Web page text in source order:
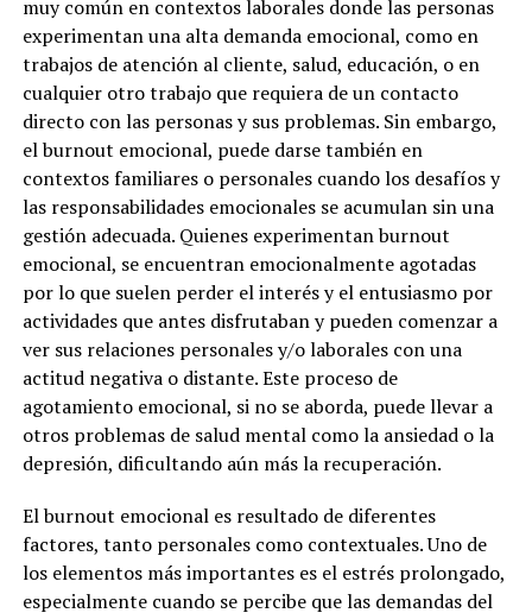
muy común en contextos laborales donde las personas
experimentan una alta demanda emocional, como en
trabajos de atención al cliente, salud, educación, o en
cualquier otro trabajo que requiera de un contacto
directo con las personas y sus problemas. Sin embargo,
el burnout emocional, puede darse también en
contextos familiares o personales cuando los desafíos y
las responsabilidades emocionales se acumulan sin una
gestión adecuada. Quienes experimentan burnout
emocional, se encuentran emocionalmente agotadas
por lo que suelen perder el interés y el entusiasmo por
actividades que antes disfrutaban y pueden comenzar a
ver sus relaciones personales y/o laborales con una
actitud negativa o distante. Este proceso de
agotamiento emocional, si no se aborda, puede llevar a
otros problemas de salud mental como la ansiedad o la
depresión, dificultando aún más la recuperación.
El burnout emocional es resultado de diferentes
factores, tanto personales como contextuales. Uno de
los elementos más importantes es el estrés prolongado,
especialmente cuando se percibe que las demandas del